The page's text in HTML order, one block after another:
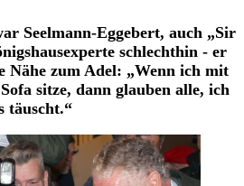
Seelmann-Eggebert, auch „Sir
schlechthin - er
Nähe zum Adel: „Wenn ich mit
sitze, dann glauben alle, ich
täuscht.“